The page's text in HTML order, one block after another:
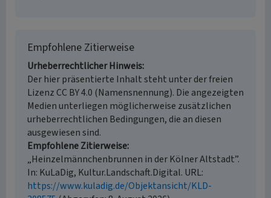
Empfohlene Zitierweise
Urheberrechtlicher Hinweis
Der hier präsentierte Inhalt steht unter der freien
Lizenz CC BY 4.0 (Namensnennung). Die angezeigten
Medien unterliegen möglicherweise zusätzlichen
urheberrechtlichen Bedingungen, die an diesen
ausgewiesen sind.
Empfohlene Zitierweise
„Heinzelmännchenbrunnen in der Kölner Altstadt”.
In: KuLaDig, Kultur.Landschaft.Digital. URL:
https://www.kuladig.de/Objektansicht/KLD-